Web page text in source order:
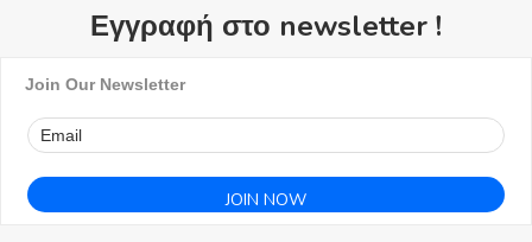
Εγγραφή στο newsletter !
Join Our Newsletter